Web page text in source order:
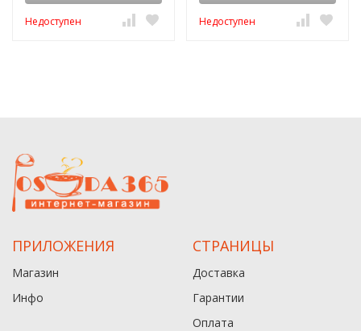
Недоступен Недоступен
ПРИЛОЖЕНИЯ
Магазин
Инфо
СТРАНИЦЫ
Доставка
Гарантии
Оплата